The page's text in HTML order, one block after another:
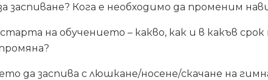
заспиване? Кога е необходимо да променим
на обучението – какво, как и в какъв срок
да заспива с люшкане/носене/скачане на